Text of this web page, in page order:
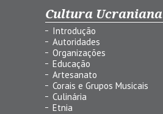
Cultura Ucraniana
Introdução
Autoridades
Organizações
Educação
Artesanato
Corais e Grupos Musicais
Culinária
Etnia